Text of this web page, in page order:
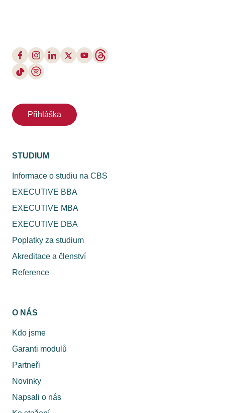
STUDIUM
Informace o studiu na CBS
EXECUTIVE BBA
EXECUTIVE MBA
EXECUTIVE DBA
Poplatky za studium
Akreditace a členství
Reference
O NÁS
Kdo jsme
Garanti modulů
Partneři
Novinky
Napsali o nás
Přihláška